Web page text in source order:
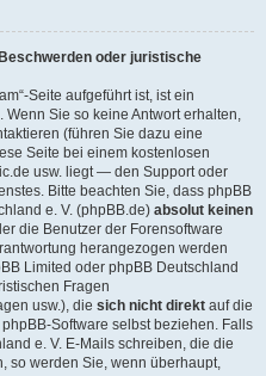
oder juristische
Seite aufgeführt ist, ist ein
Sie so keine Antwort erhalten,
(führen Sie dazu eine
Seite bei einem kostenlosen
usw. liegt — den Support oder
Bitte beachten Sie, dass phpBB
e. V. (phpBB.de) absolut keinen
die Benutzer der Forensoftware
herangezogen werden
Limited oder phpBB Deutschland
Fragen
usw.), die sich nicht direkt auf die
Software selbst beziehen. Falls
e. V. E-Mails schreiben, die die
so werden Sie, wenn überhaupt,